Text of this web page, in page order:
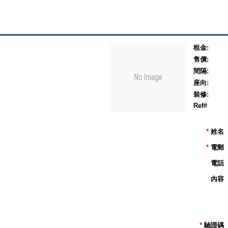
租金:
售價:
間隔:
座向:
裝修:
Ref#
* 姓名
* 電郵
電話
內容
* 驗證碼